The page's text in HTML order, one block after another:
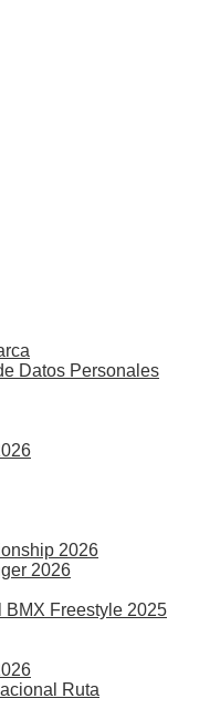
Datos Personales
2026
2026
Freestyle 2025
Ruta